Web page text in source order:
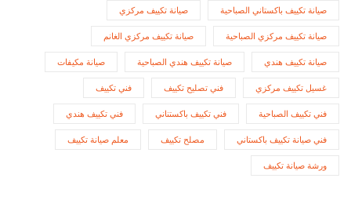
صيانة تكييف باكستاني الصباحية صيانة تكييف مركزي
صيانة تكييف مركزي الصباحية صيانة تكييف مركزي الغانم
صيانة تكييف هندي صيانة تكييف هندي الصباحية صيانة مكيفات
غسيل تكييف مركزي فني تصليح تكييف فني تكييف
فني تكييف الصباحية فني تكييف باكستناني فني تكييف هندي
فني صيانة تكييف باكستاني مصلح تكييف معلم صيانة تكييف
ورشة صيانة تكييف